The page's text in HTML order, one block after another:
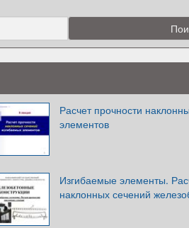
Расчет прочности
элементов
Изгибаемые элементы.
наклонных сечений